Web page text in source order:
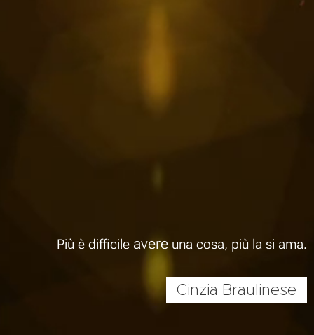
Più è difficile avere una cosa, più la si ama.
Cinzia Braulinese